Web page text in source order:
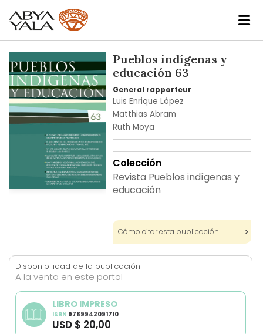
Skip
to
the
end
of
the
the
images
Pueblos indígenas y
educación 63
General rapporteur
Luis Enrique López
Matthias Abram
Ruth Moya
Colección
Revista Pueblos indígenas y
educación
Cómo citar esta publicación
Disponibilidad de la publicación
A la venta en este portal
LIBRO IMPRESO
ISBN 9789942091710
USD $ 20,00